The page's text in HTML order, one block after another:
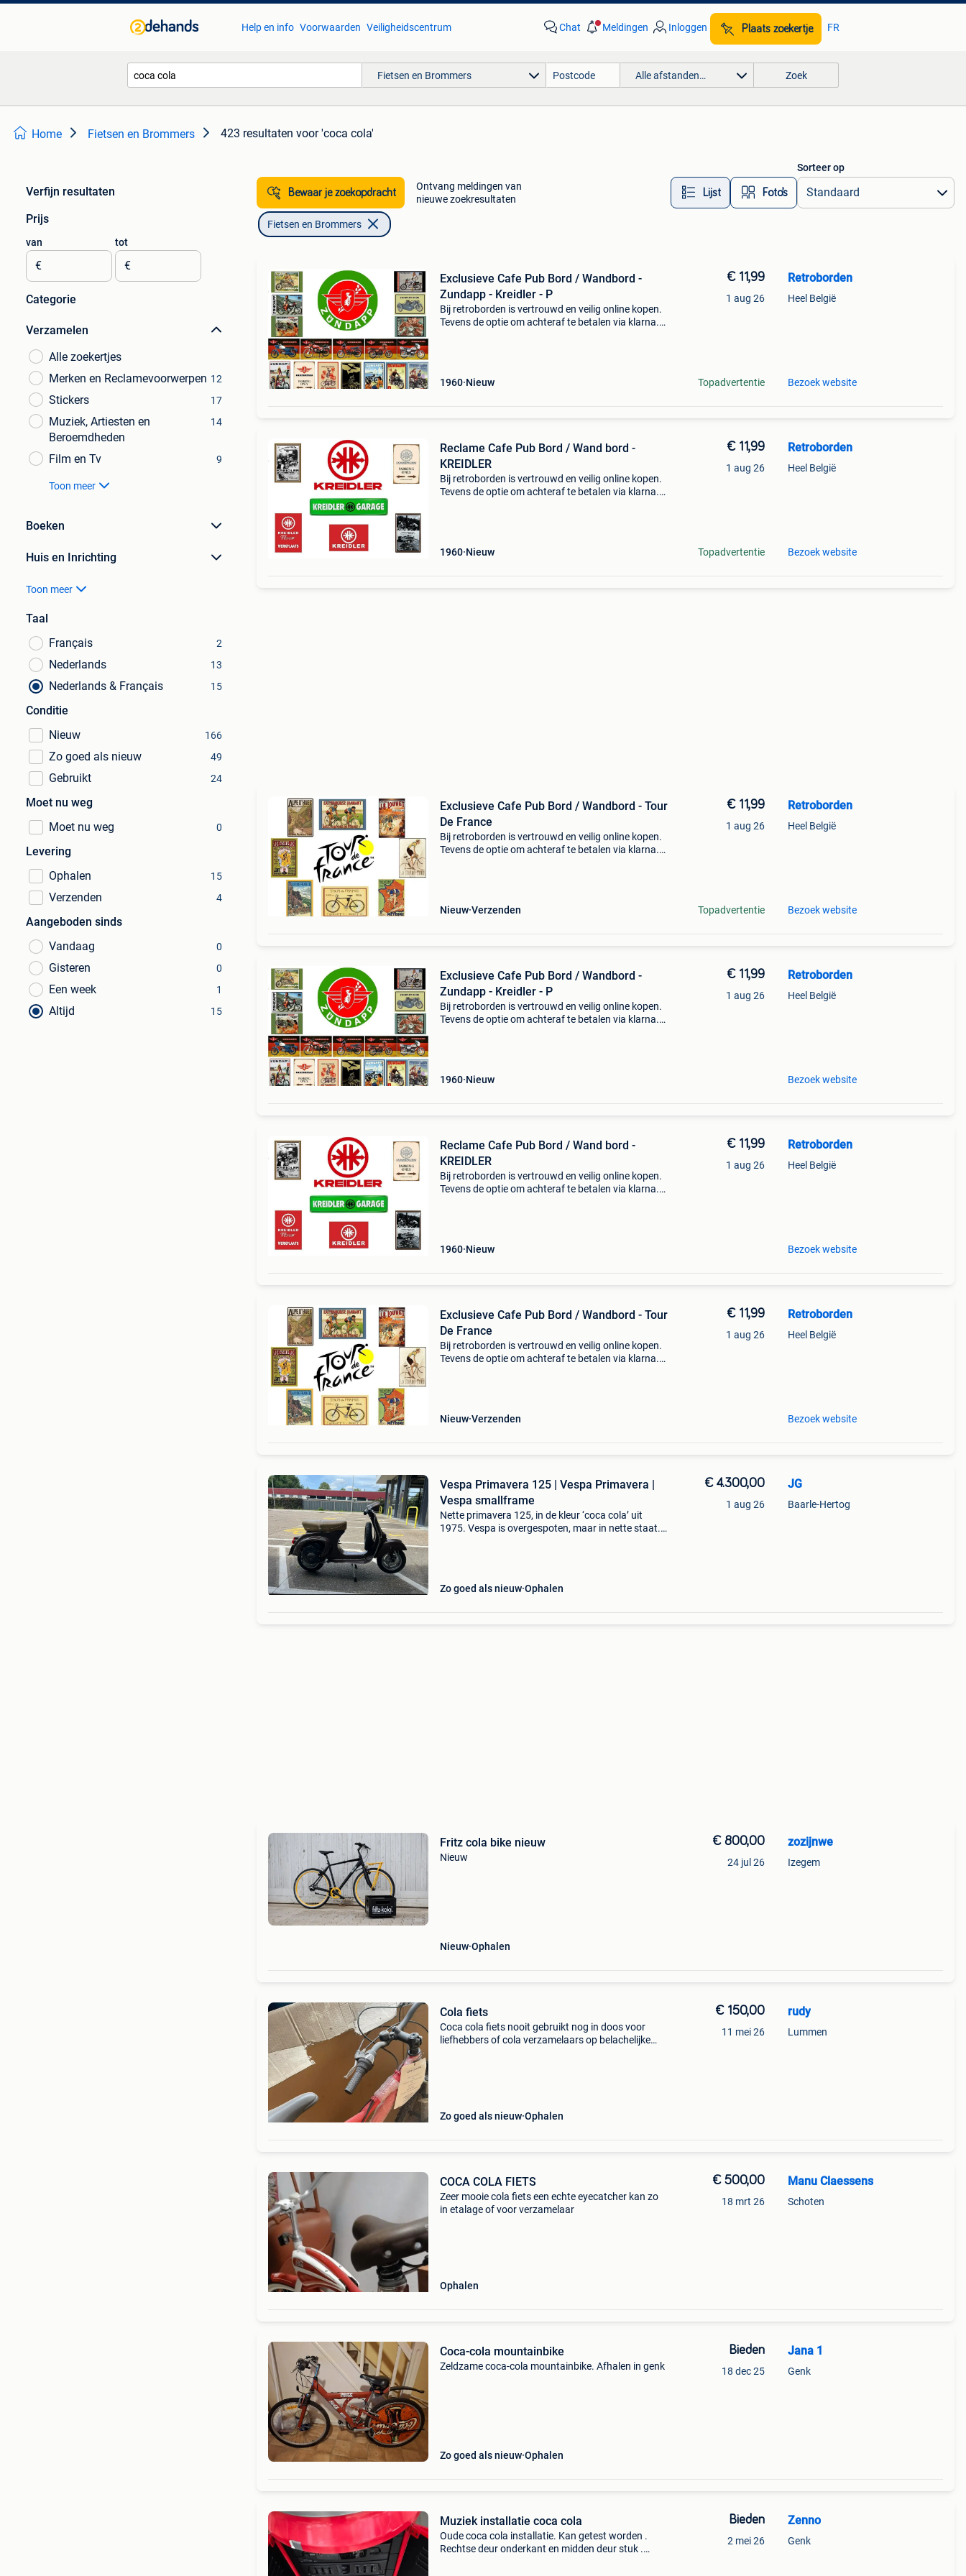
Help en info Voorwaarden Veiligheidscentrum Chat Meldingen Inloggen Plaats zoekertje FR
Fietsen en Brommers Alle afstanden… Zoek
Home Fietsen en Brommers 423 resultaten voor 'coca cola'
Verfijn resultaten
Prijs
van
€
tot
€
Categorie
Verzamelen
Alle zoekertjes
Merken en Reclamevoorwerpen 12
Stickers 17
Muziek, Artiesten en
Beroemdheden
14
Film en Tv 9
Toon meer
Boeken
Huis en Inrichting
Toon meer
Taal
Français
2
Nederlands 13
Nederlands & Français 15
Conditie
Nieuw
166
Zo goed als nieuw 49
Gebruikt 24
Moet nu weg
Moet nu weg
0
Levering
Ophalen
15
Verzenden 4
Aangeboden sinds
Vandaag
0
Gisteren 0
Een week 1
Altijd 15
Bewaar je zoekopdracht
Ontvang meldingen van
nieuwe zoekresultaten
Lijst Foto’s
Sorteer op
Fietsen en Brommers
Exclusieve Cafe Pub Bord / Wandbord -
Zundapp - Kreidler - P
Bij retroborden is vertrouwd en veilig online kopen.
Tevens de optie om achteraf te betalen via klarna.
1960 Nieuw
€ 11,99
1 aug 26
Topadvertentie
Retroborden
Heel België
Bezoek website
Reclame Cafe Pub Bord / Wand bord -
KREIDLER
Bij retroborden is vertrouwd en veilig online kopen.
Tevens de optie om achteraf te betalen via klarna.
1960 Nieuw
€ 11,99
1 aug 26
Topadvertentie
Retroborden
Heel België
Bezoek website
Exclusieve Cafe Pub Bord / Wandbord - Tour
De France
Bij retroborden is vertrouwd en veilig online kopen.
Tevens de optie om achteraf te betalen via klarna.
Nieuw Verzenden
€ 11,99
1 aug 26
Topadvertentie
Retroborden
Heel België
Bezoek website
Exclusieve Cafe Pub Bord / Wandbord -
Zundapp - Kreidler - P
Bij retroborden is vertrouwd en veilig online kopen.
Tevens de optie om achteraf te betalen via klarna.
1960 Nieuw
€ 11,99
1 aug 26
Retroborden
Heel België
Bezoek website
Reclame Cafe Pub Bord / Wand bord -
KREIDLER
Bij retroborden is vertrouwd en veilig online kopen.
Tevens de optie om achteraf te betalen via klarna.
1960 Nieuw
€ 11,99
1 aug 26
Retroborden
Heel België
Bezoek website
Exclusieve Cafe Pub Bord / Wandbord - Tour
De France
Bij retroborden is vertrouwd en veilig online kopen.
Tevens de optie om achteraf te betalen via klarna.
Nieuw Verzenden
€ 11,99
1 aug 26
Retroborden
Heel België
Bezoek website
Vespa Primavera 125 | Vespa Primavera |
Vespa smallframe
Nette primavera 125, in de kleur ‘coca cola’ uit
1975. Vespa is overgespoten, maar in nette staat.
Zo goed als nieuw Ophalen
€ 4.300,00
1 aug 26
JG
Baarle-Hertog
Fritz cola bike nieuw
Nieuw
Nieuw Ophalen
€ 800,00
24 jul 26
zozijnwe
Izegem
Cola fiets
Coca cola fiets nooit gebruikt nog in doos voor
liefhebbers of cola verzamelaars op belachelijke
Zo goed als nieuw Ophalen
€ 150,00
11 mei 26
rudy
Lummen
COCA COLA FIETS
Zeer mooie cola fiets een echte eyecatcher kan zo
in etalage of voor verzamelaar
Ophalen
€ 500,00
18 mrt 26
Manu Claessens
Schoten
Coca-cola mountainbike
Zeldzame coca-cola mountainbike. Afhalen in genk
Zo goed als nieuw Ophalen
Bieden
18 dec 25
Jana 1
Genk
Muziek installatie coca cola
Oude coca cola installatie. Kan getest worden .
Rechtse deur onderkant en midden deur stuk .
Bieden
2 mei 26
Zenno
Genk